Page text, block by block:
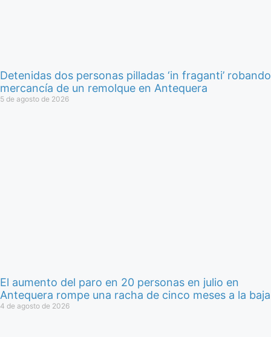
Detenidas dos personas pilladas ‘in fraganti’ robando
mercancía de un remolque en Antequera
5 de agosto de 2026
El aumento del paro en 20 personas en julio en
Antequera rompe una racha de cinco meses a la baja
4 de agosto de 2026